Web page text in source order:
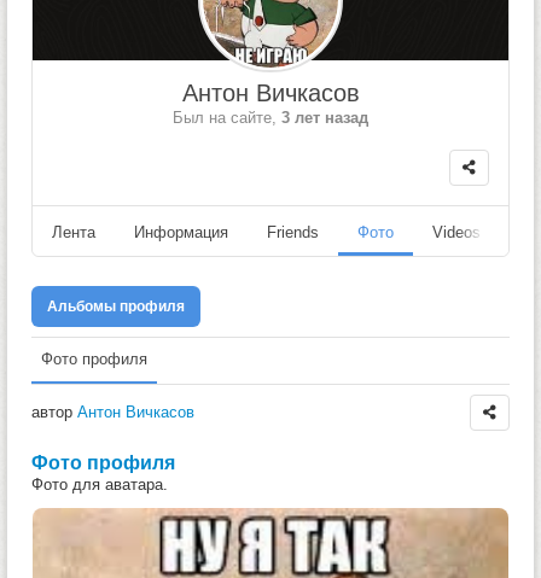
Антон Вичкасов
Был на сайте, 3 лет назад
Лента Информация Friends Фото Videos
Альбомы профиля
Фото профиля
автор Антон Вичкасов
Фото профиля
Фото для аватара.